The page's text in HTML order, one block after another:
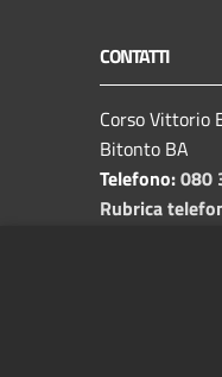
CONTATTI
Corso Vittorio
Bitonto BA
Telefono:080
Rubrica